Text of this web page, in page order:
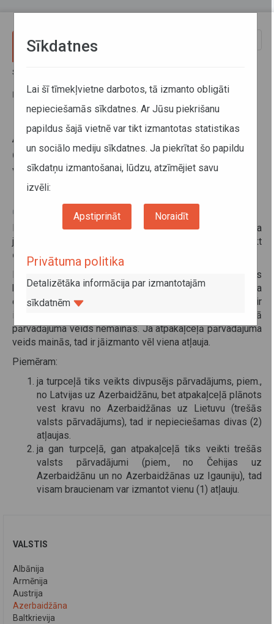
Sākums
pārvadājumiem izmantošanas īpatnības
Azerbaidžānas atļauju
divpusējiem, tranzīta un trešo
valstu pārvadājumiem
izmantošanas īpatnības
06. augusts 2025
No 2025. gada vidus Latvijas pārvadātājiem ir pieejama
jauna veida Azerbaidžānas atļauja, kas dod iespēju veikt
divpusējos, tranzīta un trešo valstu pārvadājumus
Pārvadātājiem jāņem vērā, ka saskaņā ar Azerbaidžānas
kompetentās iestādes skaidrojumiem, viena atļauja
divpusējiem, tranzīta un trešo valstu pārvadājumiem ir
izmantojama tikai tādā gadījumā, ja turpceļā un atpakaļceļā
pārvadājuma veids nemainās. Ja atpakaļceļā pārvadājuma
veids mainās, tad ir jāizmanto vēl viena atļauja.
Piemēram:
ja turpceļā tiks veikts divpusējs pārvadājums, piem.,
no Latvijas uz Azerbaidžānu, bet atpakaļceļā plānots
vest kravu no Azerbaidžānas uz Lietuvu (trešās
valsts pārvadājums), tad ir nepieciešamas divas (2)
atļaujas.
ja gan turpceļā, gan atpakaļceļā tiks veikti trešās
valsts pārvadājumi (piem., no Čehijas uz
Azerbaidžānu un no Azerbaidžānas uz Igauniju), tad
visam braucienam var izmantot vienu (1) atļauju.
VALSTIS
Albānija
Armēnija
Austrija
Azerbaidžāna
Baltkrievija
Sīkdatnes
Lai šī tīmekļvietne darbotos, tā izmanto obligāti
nepieciešamās sīkdatnes. Ar Jūsu piekrišanu
papildus šajā vietnē var tikt izmantotas statistikas
un sociālo mediju sīkdatnes. Ja piekrītat šo papildu
sīkdatņu izmantošanai, lūdzu, atzīmējiet savu
izvēli:
Apstiprināt Noraidīt
Privātuma politika
Detalizētāka informācija par izmantotajām
sīkdatnēm